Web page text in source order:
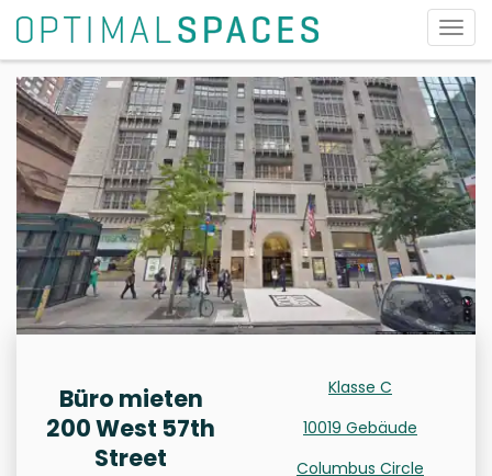
Büro mieten
200 West 57th
Street
Klasse C
10019 Gebäude
Columbus Circle